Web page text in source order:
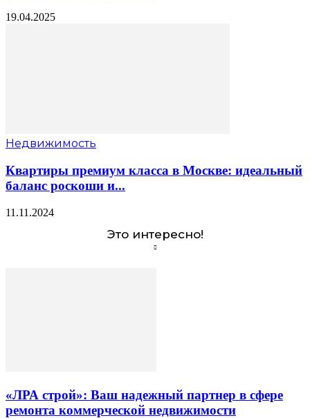
19.04.2025
Недвижимость
Квартиры премиум класса в Москве: идеальный
баланс роскоши и...
11.11.2024
Это интересно!
«ЛРА строй»: Ваш надежный партнер в сфере
ремонта коммерческой недвижимости